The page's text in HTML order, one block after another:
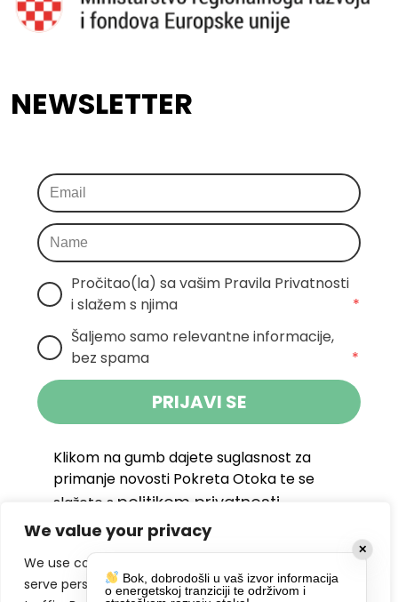
We value your privacy
We use cookies to enhance your browsing experience,
serve personalized ads or content, and analyze our
NEWSLETTER
Pročitao(la) sa vašim Pravila Privatnosti
i slažem s njima
*
Šaljemo samo relevantne informacije,
bez spama
*
PRIJAVI SE
Klikom na gumb dajete suglasnost za
primanje novosti Pokreta Otoka te se
slažete s politikom privatnosti.
DRUŠTVENE MREŽE ✕
Bok, dobrodošli u vaš izvor informacija
o energetskoj tranziciji te održivom i